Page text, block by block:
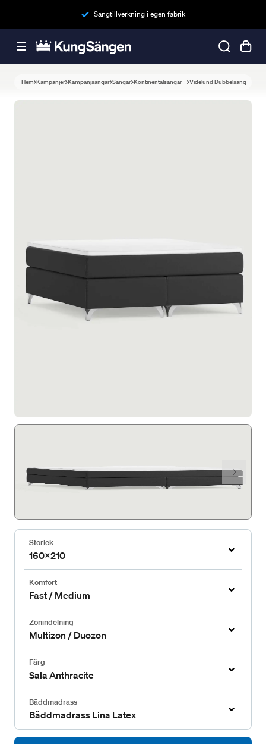
Sängtillverkning i egen fabrik
Hem Kampanjer Kampanjsängar Sängar Kontinentalsängar Videlund Dubbelsäng
Storlek
160x210
Komfort
Fast / Medium
Zonindelning
Multizon / Duozon
Färg
Sala Anthracite
Bäddmadrass
Bäddmadrass Lina Latex